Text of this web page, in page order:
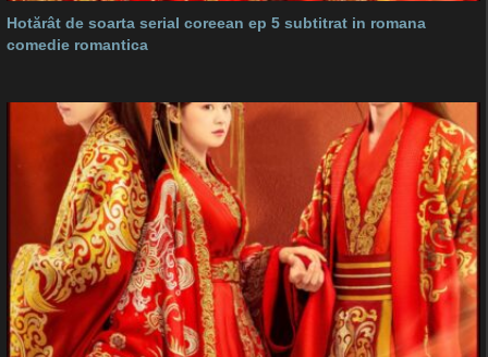
Hotărât de soarta serial coreean ep 5 subtitrat in romana
comedie romantica